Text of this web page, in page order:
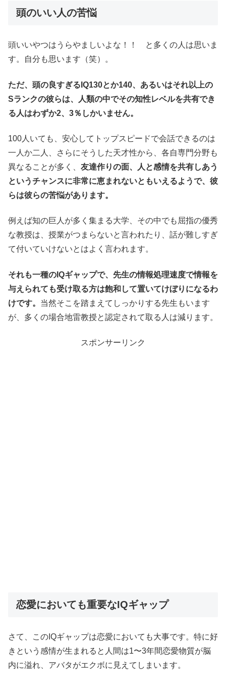
頭のいい人の苦悩
頭いいやつはうらやましいよな！！ と多くの人は思いま
す。自分も思います（笑）。
ただ、頭の良すぎるIQ130とか140、あるいはそれ以上の
Sランクの彼らは、人類の中でその知性レベルを共有でき
る人はわずか2、3％しかいません。
100人いても、安心してトップスピードで会話できるのは
一人か二人、さらにそうした天才性から、各自専門分野も
異なることが多く、 友達作りの面、人と感情を共有しあう
というチャンスに非常に恵まれないともいえるようで、彼
らは彼らの苦悩があります。
例えば知の巨人が多く集まる大学、その中でも屈指の優秀
な教授は、授業がつまらないと言われたり、話が難しすぎ
て付いていけないとはよく言われます。
それも一種のIQギャップで、先生の情報処理速度で情報を
与えられても受け取る方は飽和して置いてけぼりになるわ
けです。 当然そこを踏まえてしっかりする先生もいます
が、多くの場合地雷教授と認定されて取る人は減ります。
スポンサーリンク
恋愛においても重要なIQギャップ
さて、このIQギャップは恋愛においても大事です。特に好
きという感情が生まれると人間は1〜3年間恋愛物質が脳
内に溢れ、アバタがエクボに見えてしまいます。